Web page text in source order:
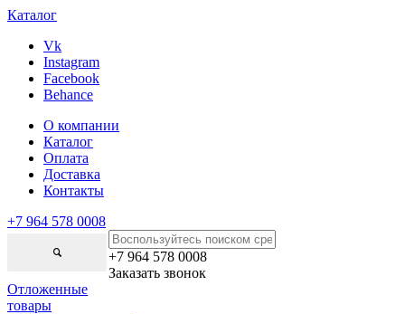
Каталог
Vk
Instagram
Facebook
Behance
О компании
Каталог
Оплата
Доставка
Контакты
+7 964 578 0008
+7 964 578 0008
Заказать звонок
Отложенные
товары